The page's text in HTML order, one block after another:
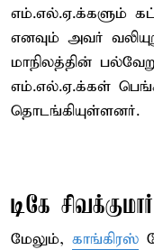
எம்.எல்.ஏ.க்களும்
எனவும் அவர்
மாநிலத்தின்
எம்.எல்.ஏ.க்கள்
தொடங்கியுள்ளனர்.
டிகே
மேலும், காங்கிரஸ்